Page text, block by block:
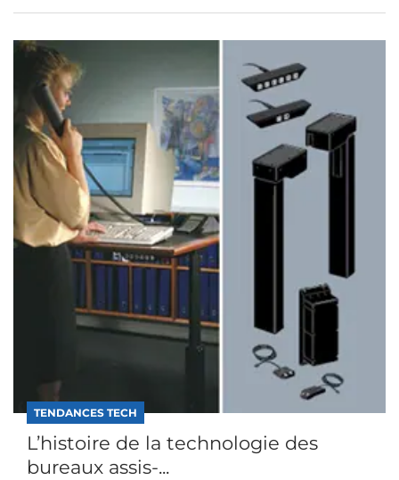
TENDANCES TECH
L’histoire de la technologie des
bureaux assis-...